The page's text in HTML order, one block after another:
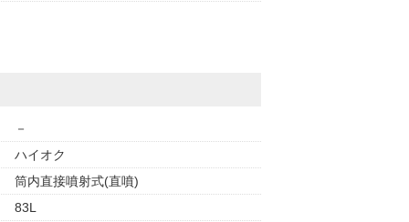
－
ハイオク
筒内直接噴射式(直噴)
83L